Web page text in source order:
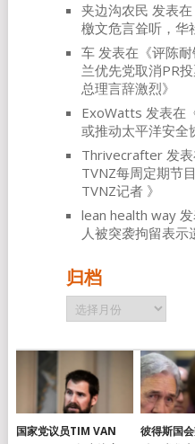
夹边沟农民 发表在
檄文危言耸听，华
车发表在《评陈
兰优先党取消PR
总理言辞激烈》
ExoWatts 发表在
或推动太平洋安全
Thrivecrafter发表
TVNZ每周定期节
TVNZ记者 》
lean health way发
人被突袭拘留表示
归档
归
档
国家党议员TIM VAN
彼得斯国